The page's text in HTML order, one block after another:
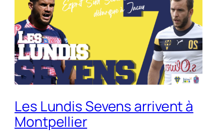
Les Lundis Sevens arrivent à
Montpellier